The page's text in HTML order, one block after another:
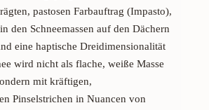
pastosen Farbauftrag (Impasto),
den Schneemassen auf den Dächern
eine haptische Dreidimensionalität
wird nicht als flache, weiße Masse
mit kräftigen,
Pinselstrichen in Nuancen von